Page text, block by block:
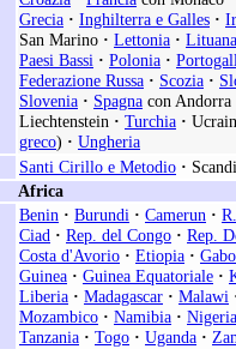
Grecia · Inghilterra e Galles ·
San Marino · Lettonia · Lituana
Paesi Bassi · Polonia ·
Federazione Russa · Scozia ·
Slovenia · Spagna con Andorra
Liechtenstein · Turchia ·
greco) · Ungheria
Santi Cirillo e Metodio ·
Africa
Benin · Burundi · Camerun ·
Ciad · Rep. del Congo · Rep.
Costa d'Avorio · Etiopia ·
Guinea · Guinea Equatoriale ·
Liberia · Madagascar · Malawi
Mozambico · Namibia · Nigeria
Tanzania · Togo · Uganda ·